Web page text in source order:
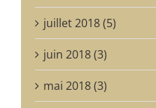
juillet 2018 (5)
juin 2018 (3)
mai 2018 (3)